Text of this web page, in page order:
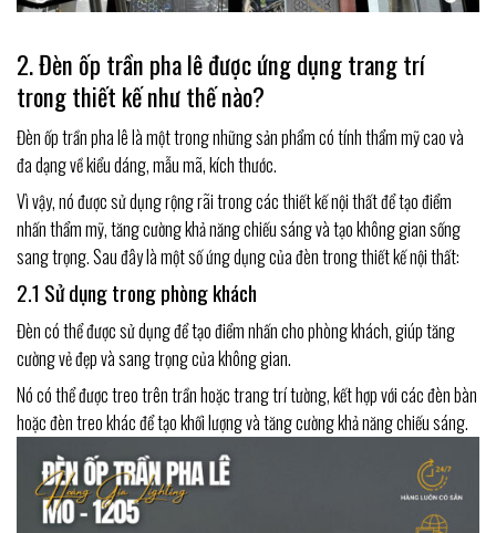
2. Đèn ốp trần pha lê được ứng dụng trang trí
trong thiết kế như thế nào?
Đèn ốp trần pha lê là một trong những sản phẩm có tính thẩm mỹ cao và
đa dạng về kiểu dáng, mẫu mã, kích thước.
Vì vậy, nó được sử dụng rộng rãi trong các thiết kế nội thất để tạo điểm
nhấn thẩm mỹ, tăng cường khả năng chiếu sáng và tạo không gian sống
sang trọng. Sau đây là một số ứng dụng của đèn trong thiết kế nội thất:
2.1 Sử dụng trong phòng khách
Đèn có thể được sử dụng để tạo điểm nhấn cho phòng khách, giúp tăng
cường vẻ đẹp và sang trọng của không gian.
Nó có thể được treo trên trần hoặc trang trí tường, kết hợp với các đèn bàn
hoặc đèn treo khác để tạo khối lượng và tăng cường khả năng chiếu sáng.